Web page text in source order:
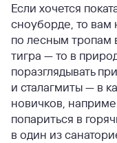
Если хочется
сноуборде, то вам
по лесным тропам
тигра — то в
поразглядывать
и сталагмиты — в
новичков,
попариться в
в один из